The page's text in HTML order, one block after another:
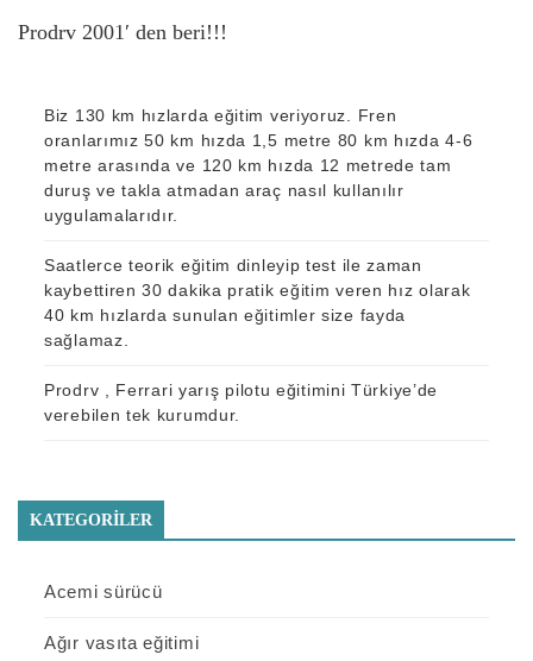
Prodrv 2001′ den beri!!!
Biz 130 km hızlarda eğitim veriyoruz. Fren
oranlarımız 50 km hızda 1,5 metre 80 km hızda 4-6
metre arasında ve 120 km hızda 12 metrede tam
duruş ve takla atmadan araç nasıl kullanılır
uygulamalarıdır.
Saatlerce teorik eğitim dinleyip test ile zaman
kaybettiren 30 dakika pratik eğitim veren hız olarak
40 km hızlarda sunulan eğitimler size fayda
sağlamaz.
Prodrv , Ferrari yarış pilotu eğitimini Türkiye’de
verebilen tek kurumdur.
KATEGORILER
Acemi sürücü
Ağır vasıta eğitimi